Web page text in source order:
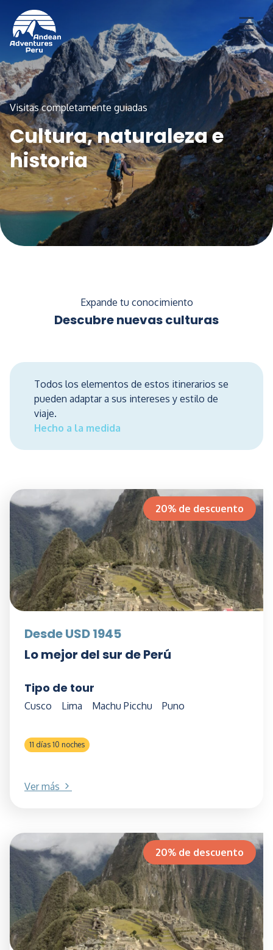
Aventuras Destinos Ofertas de temporada
Visitas completamente guiadas
Cultura, naturaleza e
historia
Expande tu conocimiento
Descubre nuevas culturas
Todos los elementos de estos itinerarios se
pueden adaptar a sus intereses y estilo de
viaje.
Hecho a la medida
20% de descuento
Desde USD 1945
Lo mejor del sur de Perú
Tipo de tour
Cusco Lima Machu Picchu Puno
11 días 10 noches
Ver más
20% de descuento